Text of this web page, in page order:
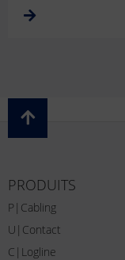
PRODUITS
P|Cabling
U|Contact
C|Logline